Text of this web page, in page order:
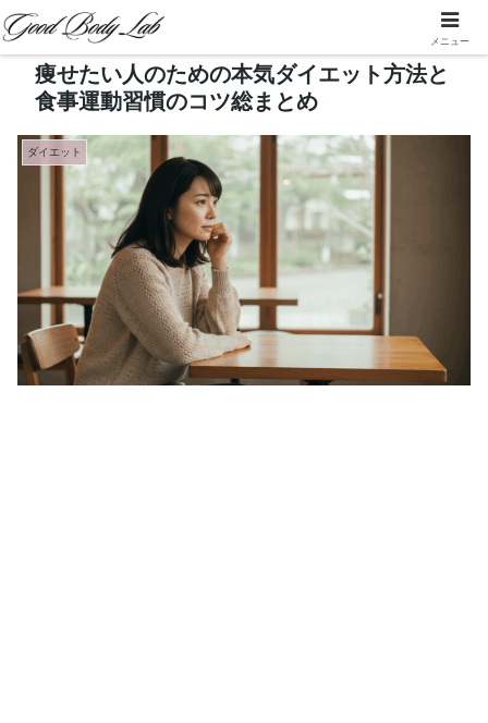
痩せたい人のための本気ダイエット方法と
食事運動習慣のコツ総まとめ
ダイエット
メニュー